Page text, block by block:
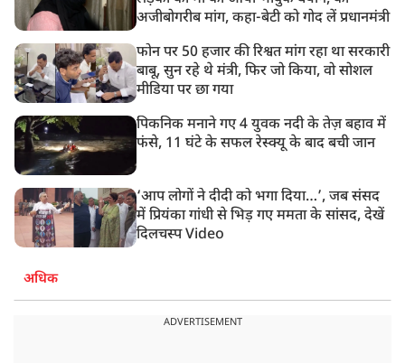
अजीबोगरीब मांग, कहा-बेटी को गोद लें प्रधानमंत्री
फोन पर 50 हजार की रिश्वत मांग रहा था सरकारी
बाबू, सुन रहे थे मंत्री, फिर जो किया, वो सोशल
मीडिया पर छा गया
पिकनिक मनाने गए 4 युवक नदी के तेज़ बहाव में
फंसे, 11 घंटे के सफल रेस्क्यू के बाद बची जान
‘आप लोगों ने दीदी को भगा दिया…’, जब संसद
में प्रियंका गांधी से भिड़ गए ममता के सांसद, देखें
दिलचस्प Video
अधिक
ADVERTISEMENT